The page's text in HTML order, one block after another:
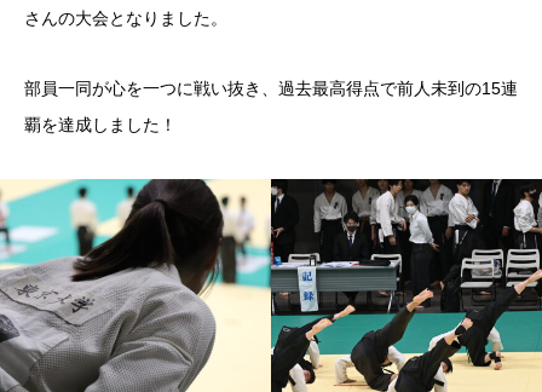
さんの大会となりました。
部員一同が心を一つに戦い抜き、過去最高得点で前人未到の15連
覇を達成しました！